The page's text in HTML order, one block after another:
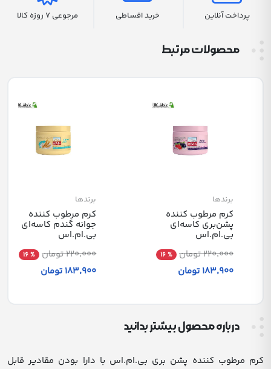
پرداخت آنلاین خرید اقساطی مرجوعی 7 روزه کالا
محصولات مرتبط
برندها
کرم مرطوب کننده
پشن‌بری کاسه‌ای
بی.ام.اس
220٬000 تومان
% 16
183٬900 تومان
برندها
کرم مرطوب کننده
جوانه گندم کاسه‌ای
بی.ام.اس
220٬000 تومان
% 16
183٬900 تومان
درباره محصول بیشتر بدانید
کرم مرطوب کننده پشن بری بی.ام.اس با دارا بودن مقادیر قابل